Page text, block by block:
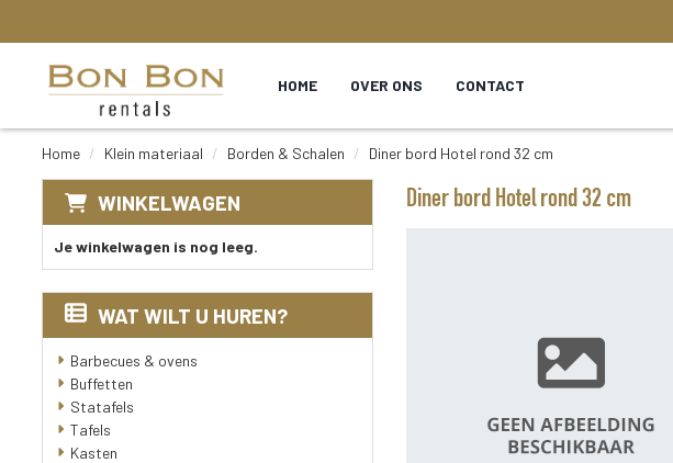
HOME OVER ONS CONTACT
Home Klein materiaal Borden & Schalen Diner bord Hotel rond 32 cm
WINKELWAGEN
Je winkelwagen is nog leeg.
WAT WILT U HUREN?
Barbecues & ovens
Buffetten
Statafels
Tafels
Kasten
Diner bord Hotel rond 32 cm